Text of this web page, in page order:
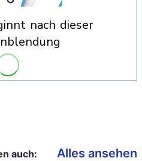
auch: Alles ansehen